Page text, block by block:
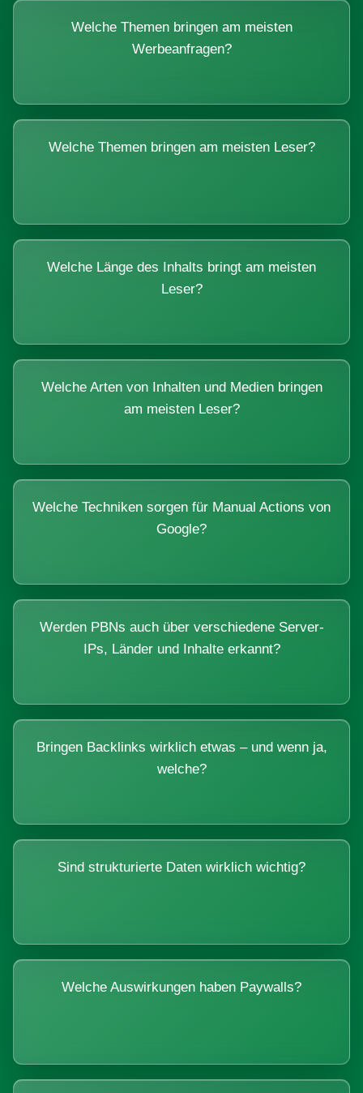
Welche Themen bringen am meisten
Werbeanfragen?
Welche Themen bringen am meisten Leser?
Welche Länge des Inhalts bringt am meisten
Leser?
Welche Arten von Inhalten und Medien bringen
am meisten Leser?
Welche Techniken sorgen für Manual Actions von
Google?
Werden PBNs auch über verschiedene Server-
IPs, Länder und Inhalte erkannt?
Bringen Backlinks wirklich etwas – und wenn ja,
welche?
Sind strukturierte Daten wirklich wichtig?
Welche Auswirkungen haben Paywalls?